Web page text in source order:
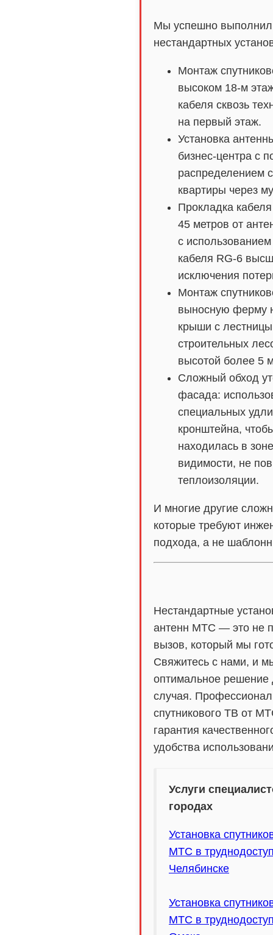
Мы успешно
нестандартных
Монтаж
высоком 18-м
кабеля сквозь
на первый этаж.
Установка
бизнес-центра с
распределением
квартиры через
Прокладка
45 метров от
с
кабеля RG-6
исключения
Монтаж
выносную ферму
крыши с
строительных
высотой более 5
Сложный обход
фасада:
специальных
кронштейна,
находилась в
видимости, не
теплоизоляции.
И многие другие
которые требуют
подхода, а не
Нестандартные
антенн МТС — это не
вызов, который мы
Свяжитесь с нами, и
оптимальное решение
случая.
спутникового ТВ от
гарантия
удобства
Услуги
городах
Установка
МТС в
Челябинске
Установка
МТС в